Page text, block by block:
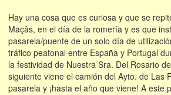
Hay una cosa que es curiosa y que se
Maçâs, en el día de la romería y es que
pasarela/puente de un solo día de
tráfico peatonal entre España y Portugal
la festividad de Nuestra Sra. Del Rosario
siguiente viene el camión del Ayto. de Las
pasarela y ¡hasta el año que viene! A este